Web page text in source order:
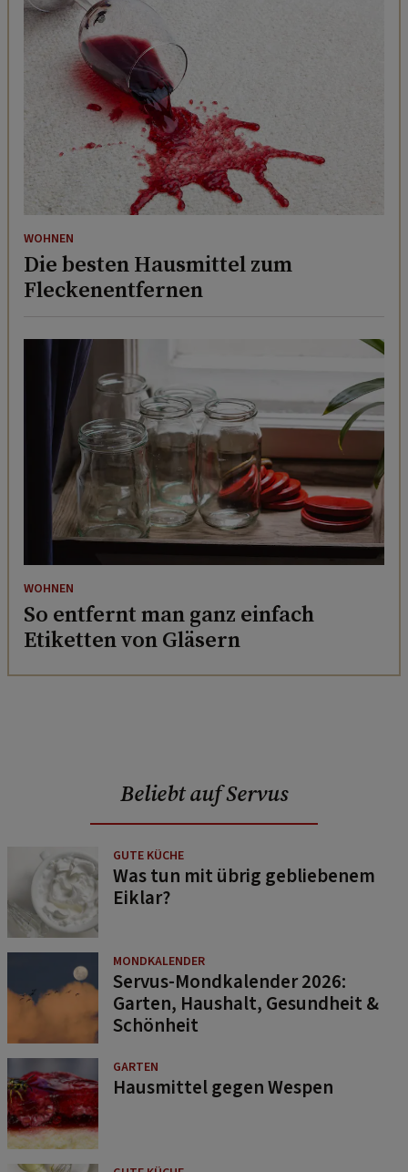
WOHNEN
Die besten Hausmittel zum
Fleckenentfernen
WOHNEN
So entfernt man ganz einfach
Etiketten von Gläsern
GUTE KÜCHE
Was tun mit übrig gebliebenem
Eiklar?
Servus-Mondkalender 2026:
Garten, Haushalt, Gesundheit &
Schönheit
Hausmittel gegen Wespen
Saucen selber machen: 11